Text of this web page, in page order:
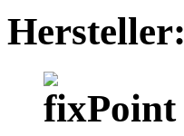
Hersteller: